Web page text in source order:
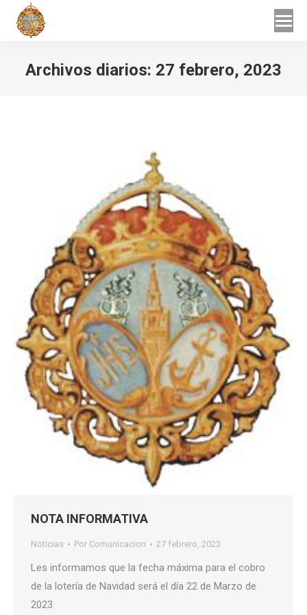
Archivos diarios: 27 febrero, 2023
NOTA INFORMATIVA
Noticias Por Comunicacion 27 febrero, 2023
Les informamos que la fecha máxima para el cobro
de la lotería de Navidad será el día 22 de Marzo de
2023